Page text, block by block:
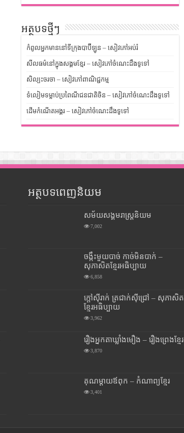
អត្ថបទថ្មីៗ
កំពូលអ្នកមាននៅទីក្រុងបាប៊ីឡូន – សៀវភៅអប់រំ
សីលធម៌នៅក្នុងសង្គមខ្មែរ – សៀវភៅចំណេះដឹងទូទៅ
សិល្បះចរចា – សៀវភៅពាណិជ្ជកម្ម
ទំលៀមទម្លាប់ប្រពៃណីជនជាតិចិន – សៀវភៅចំណេះដឹងទូទៅ
ដើមកំណើតអង្គរ – សៀវភៅចំណេះដឹងទូទៅ
អត្ថបទពេញនិយម
សម័យសង្គមរាស្រ្តនិយម
7,002
ចង្កឹះមួយបាច់ កាច់មិនបាក់ –
សុភាសិតខ្មែរអធិប្បាយ
6,858
ក្តៅស៊ីរាក់ ត្រជាក់ស៊ីជ្រៅ – សុភាសិត
ខ្មែរអធិប្បាយ
3,962
រឿងអ្នកតាឃ្លាំងមឿង – រឿងព្រេងខ្មែរ
3,870
គុណម្តាយឪពុក – កំណាព្យខ្មែរ
3,401